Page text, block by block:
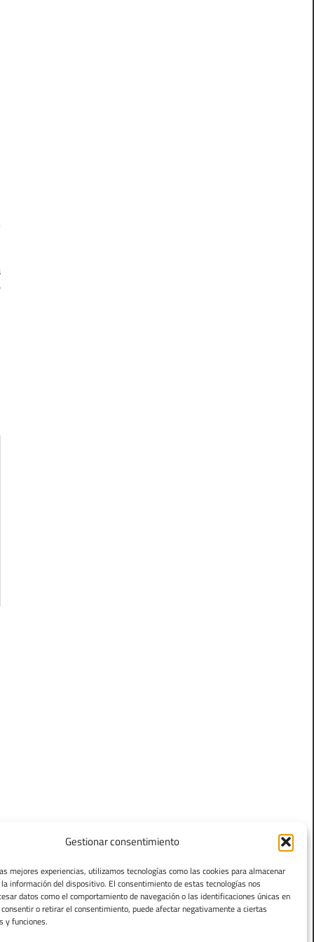
Gestionar consentimiento
mejores experiencias, utilizamos tecnologías como las cookies para almacenar
información del dispositivo. El consentimiento de estas tecnologías nos
datos como el comportamiento de navegación o las identificaciones únicas en
o retirar el consentimiento, puede afectar negativamente a ciertas
y funciones.